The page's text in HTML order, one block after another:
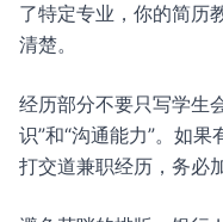
了特定专业，你的简历
清楚。
经历部分不要只写学生
识”和“沟通能力”。如
打交道兼职经历，务必